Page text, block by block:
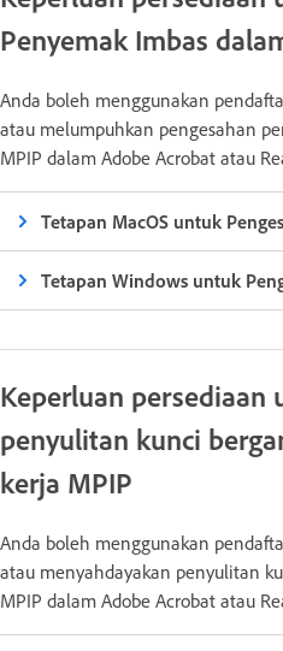
Penyemak Imbas
Anda boleh menggunakan
atau melumpuhkan pengesahan
MPIP dalam Adobe Acrobat atau
Tetapan MacOS untuk
Tetapan Windows untuk
Keperluan persediaan
penyulitan kunci
kerja MPIP
Anda boleh menggunakan
atau menyahdayakan penyulitan
MPIP dalam Adobe Acrobat atau